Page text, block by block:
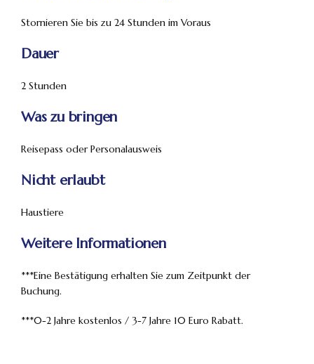
Stornieren Sie bis zu 24 Stunden im Voraus
Dauer
2 Stunden
Was zu bringen
Reisepass oder Personalausweis
Nicht erlaubt
Haustiere
Weitere Informationen
***Eine Bestätigung erhalten Sie zum Zeitpunkt der
Buchung.
***0-2 Jahre kostenlos / 3-7 Jahre 10 Euro Rabatt.